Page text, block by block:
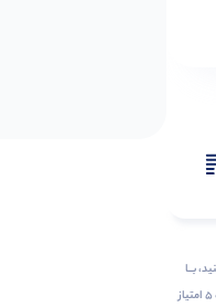
بــا
ثبــت‌دیـدگاه بر روی کالاهای خریداری شده ۵ امتیاز